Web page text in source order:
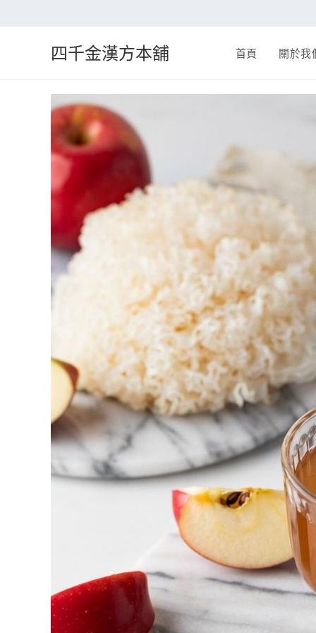
四千金漢方本舖 首頁 關於我